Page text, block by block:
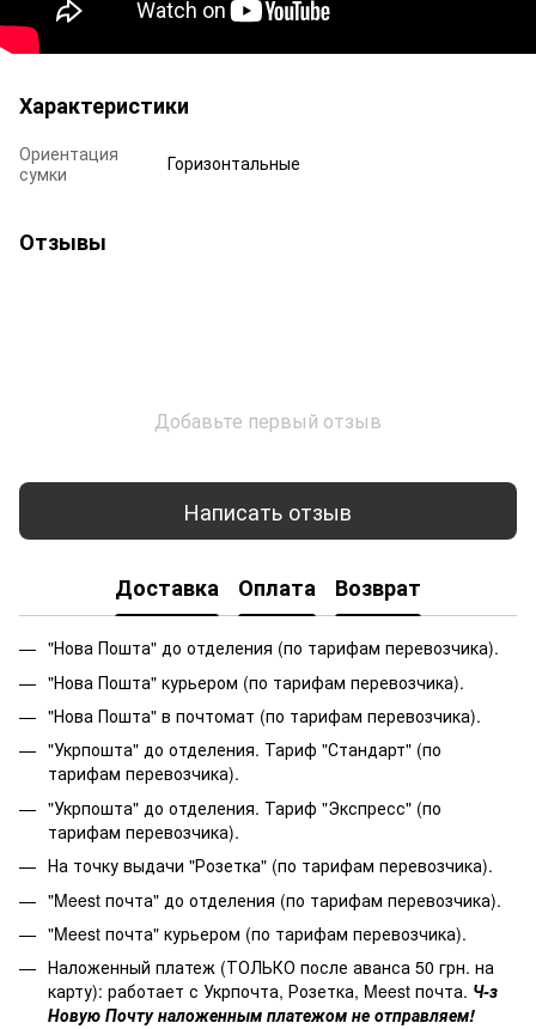
Характеристики
Ориентация
сумки
Горизонтальные
Отзывы
Добавьте первый отзыв
Написать отзыв
Доставка Оплата Возврат
"Нова Пошта" до отделения (по тарифам перевозчика).
"Нова Пошта" курьером (по тарифам перевозчика).
"Нова Пошта" в почтомат (по тарифам перевозчика).
"Укрпошта" до отделения. Тариф "Стандарт" (по
тарифам перевозчика).
"Укрпошта" до отделения. Тариф "Экспресс" (по
тарифам перевозчика).
На точку выдачи "Розетка" (по тарифам перевозчика).
"Meest почта" до отделения (по тарифам перевозчика).
"Meest почта" курьером (по тарифам перевозчика).
Наложенный платеж (ТОЛЬКО после аванса 50 грн. на
карту): работает с Укрпочта, Розетка, Meest почта. Ч-з
Новую Почту наложенным платежом не отправляем!